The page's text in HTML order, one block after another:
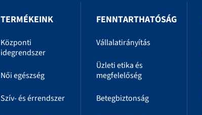
TERMÉKEINK
Központi
idegrendszer
Női egészség
Szív- és érrendszer
FENNTARTHATÓSÁG
Vállalatirányítás
Üzleti etika és
megfelelőség
Betegbiztonság